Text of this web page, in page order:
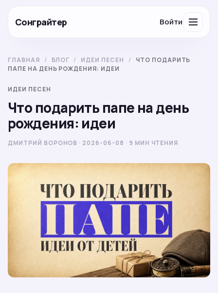
Сонграйтер Войти
ГЛАВНАЯ / БЛОГ / ИДЕИ ПЕСЕН /
ЧТО ПОДАРИТЬ
ПАПЕ НА ДЕНЬ РОЖДЕНИЯ: ИДЕИ
ИДЕИ ПЕСЕН
Что подарить папе на день
рождения: идеи
ДМИТРИЙ ВОРОНОВ · 2026-06-08 · 9 МИН ЧТЕНИЯ